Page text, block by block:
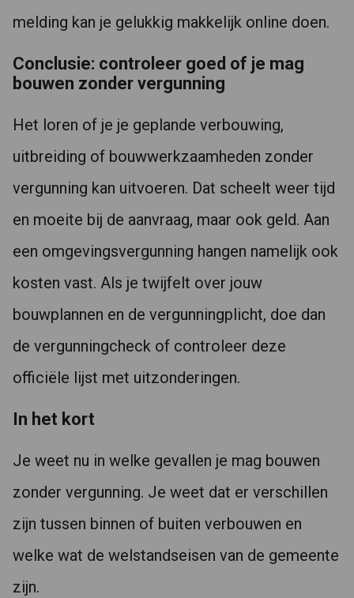
melding kan je gelukkig makkelijk online doen.
Conclusie: controleer goed of je mag
bouwen zonder vergunning
Het loren of je je geplande verbouwing,
uitbreiding of bouwwerkzaamheden zonder
vergunning kan uitvoeren. Dat scheelt weer tijd
en moeite bij de aanvraag, maar ook geld. Aan
een omgevingsvergunning hangen namelijk ook
kosten vast. Als je twijfelt over jouw
bouwplannen en de vergunningplicht, doe dan
de vergunningcheck of controleer deze
officiële lijst met uitzonderingen.
In het kort
Je weet nu in welke gevallen je mag bouwen
zonder vergunning. Je weet dat er verschillen
zijn tussen binnen of buiten verbouwen en
welke wat de welstandseisen van de gemeente
zijn.